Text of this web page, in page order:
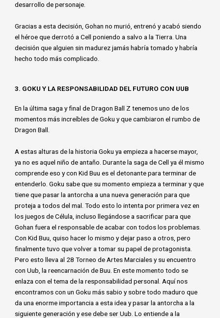
desarrollo de personaje.
Gracias a esta decisión, Gohan no murió, entrenó y acabó siendo
el héroe que derrotó a Cell poniendo a salvo a la Tierra. Una
decisión que alguien sin madurez jamás habría tomado y habría
hecho todo más complicado.
3. GOKU Y LA RESPONSABILIDAD DEL FUTURO CON UUB
En la última saga y final de Dragon Ball Z tenemos uno de los
momentos más increíbles de Goku y que cambiaron el rumbo de
Dragon Ball.
A estas alturas de la historia Goku ya empieza a hacerse mayor,
ya no es aquel niño de antaño. Durante la saga de Cell ya él mismo
comprende eso y con Kid Buu es el detonante para terminar de
entenderlo. Goku sabe que su momento empieza a terminar y que
tiene que pasar la antorcha a una nueva generación para que
proteja a todos del mal. Todo esto lo intenta por primera vez en
los juegos de Célula, incluso llegándose a sacrificar para que
Gohan fuera el responsable de acabar con todos los problemas.
Con Kid Buu, quiso hacer lo mismo y dejar paso a otros, pero
finalmente tuvo que volver a tomar su papel de protagonista.
Pero esto lleva al 28 Torneo de Artes Marciales y su encuentro
con Uub, la reencarnación de Buu. En este momento todo se
enlaza con el tema de la responsabilidad personal. Aquí nos
encontramos con un Goku más sabio y sobre todo maduro que
da una enorme importancia a esta idea y pasar la antorcha a la
siguiente generación y ese debe ser Uub. Lo entiende a la